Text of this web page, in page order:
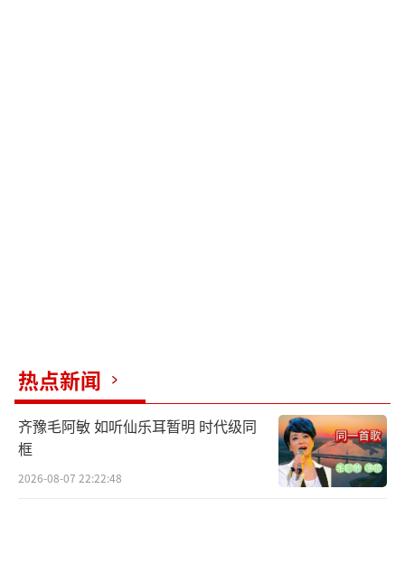
几个家庭被裹挟其中，带向不可预知的未来 。
（责任编辑：郭一楠 CK001）
热点新闻
齐豫毛阿敏 如听仙乐耳暂明 时代级同
框
2026-08-07 22:22:48